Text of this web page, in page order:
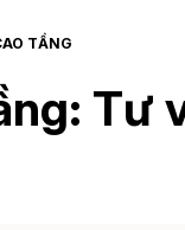
TẦNG
Tư